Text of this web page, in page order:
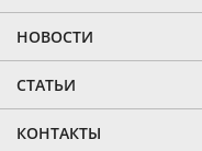
НОВОСТИ
СТАТЬИ
КОНТАКТЫ